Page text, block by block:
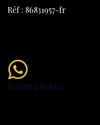
Réf : 86831957-fr
Retour à la liste